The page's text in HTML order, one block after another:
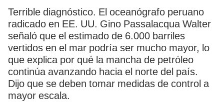
Terrible diagnóstico. El oceanógrafo peruano
radicado en EE. UU. Gino Passalacqua Walter
señaló que el estimado de 6.000 barriles
vertidos en el mar podría ser mucho mayor, lo
que explica por qué la mancha de petróleo
continúa avanzando hacia el norte del país.
Dijo que se deben tomar medidas de control a
mayor escala.